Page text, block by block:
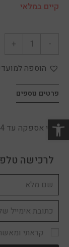
קיים במלאי
-
+
הוספה
פרטים נוספים
זמני אספקה עד 14 ימי עסקים
לרכישה
קראתי